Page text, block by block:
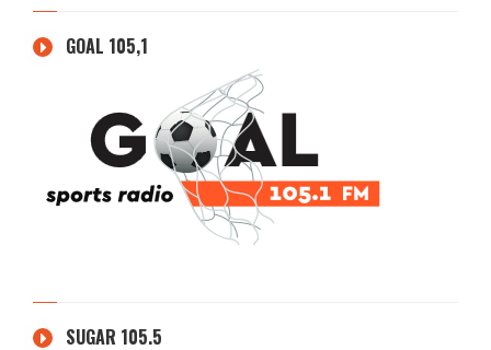
GOAL 105,1
SUGAR 105.5